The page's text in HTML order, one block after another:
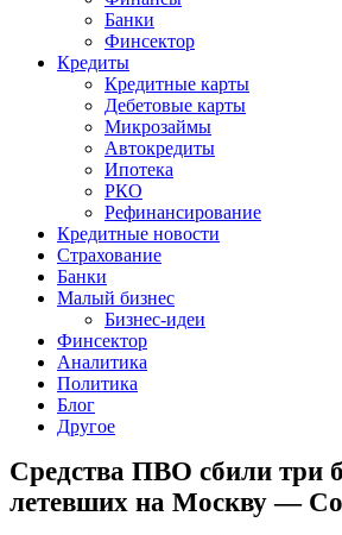
Банки
Финсектор
Кредиты
Кредитные карты
Дебетовые карты
Микрозаймы
Автокредиты
Ипотека
РКО
Рефинансирование
Кредитные новости
Страхование
Банки
Малый бизнес
Бизнес-идеи
Финсектор
Аналитика
Политика
Блог
Другое
Средства ПВО сбили три
летевших на Москву —